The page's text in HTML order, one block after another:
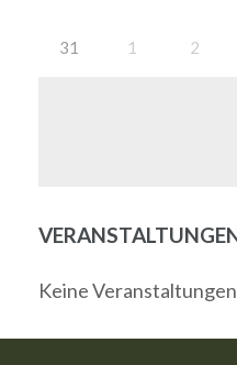
31 1 2
Keine Veranstaltungen